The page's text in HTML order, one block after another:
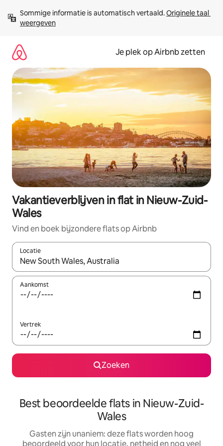
direct
naar
Sommige informatie is automatisch vertaald. Originele taal
weergeven
Je plek op Airbnb zetten
Vakantieverblijven in flat in Nieuw-Zuid-
Wales
Vind en boek bijzondere flats op Airbnb
Locatie
Wanneer er resultaten beschikbaar zijn, maak je een keuze
Aankomst
Vertrek
Zoeken
Best beoordeelde flats in Nieuw-Zuid-
Wales
Gasten zijn unaniem: deze flats worden hoog
beoordeeld voor hun locatie, netheid en nog veel